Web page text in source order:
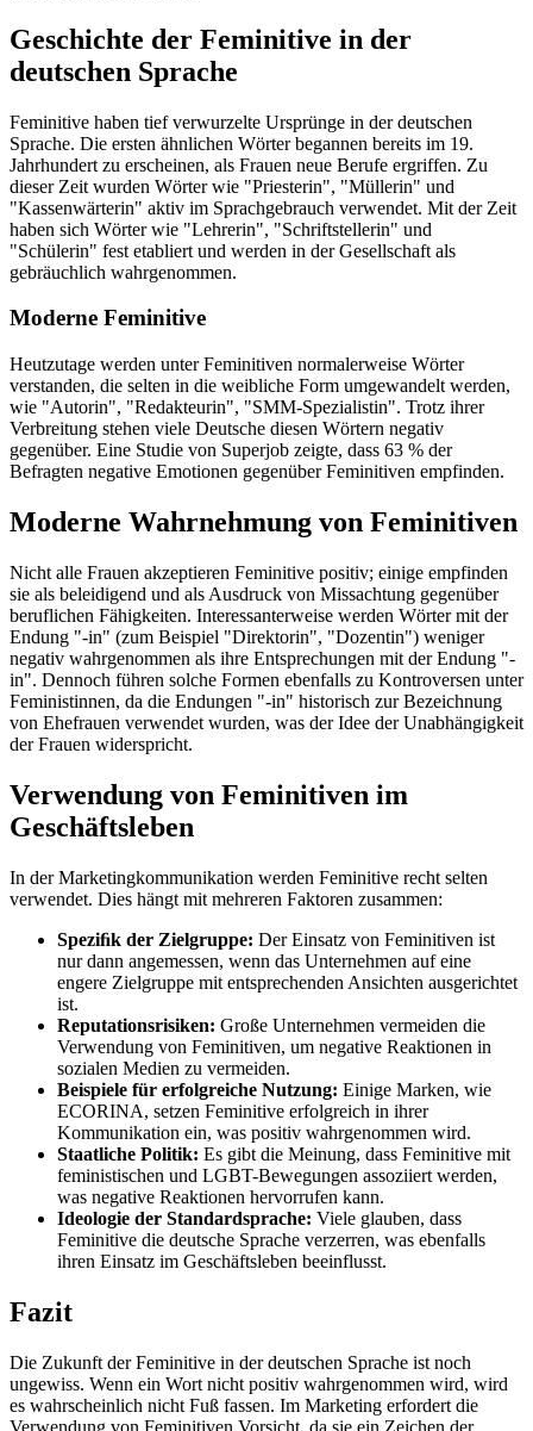
Geschichte der Feminitive in der
deutschen Sprache
Feminitive haben tief verwurzelte Ursprünge in der deutschen
Sprache. Die ersten ähnlichen Wörter begannen bereits im 19.
Jahrhundert zu erscheinen, als Frauen neue Berufe ergriffen. Zu
dieser Zeit wurden Wörter wie "Priesterin", "Müllerin" und
"Kassenwärterin" aktiv im Sprachgebrauch verwendet. Mit der Zeit
haben sich Wörter wie "Lehrerin", "Schriftstellerin" und
"Schülerin" fest etabliert und werden in der Gesellschaft als
gebräuchlich wahrgenommen.
Moderne Feminitive
Heutzutage werden unter Feminitiven normalerweise Wörter
verstanden, die selten in die weibliche Form umgewandelt werden,
wie "Autorin", "Redakteurin", "SMM-Spezialistin". Trotz ihrer
Verbreitung stehen viele Deutsche diesen Wörtern negativ
gegenüber. Eine Studie von Superjob zeigte, dass 63 % der
Befragten negative Emotionen gegenüber Feminitiven empfinden.
Moderne Wahrnehmung von Feminitiven
Nicht alle Frauen akzeptieren Feminitive positiv; einige empfinden
sie als beleidigend und als Ausdruck von Missachtung gegenüber
beruflichen Fähigkeiten. Interessanterweise werden Wörter mit der
Endung "-in" (zum Beispiel "Direktorin", "Dozentin") weniger
negativ wahrgenommen als ihre Entsprechungen mit der Endung "-
in". Dennoch führen solche Formen ebenfalls zu Kontroversen unter
Feministinnen, da die Endungen "-in" historisch zur Bezeichnung
von Ehefrauen verwendet wurden, was der Idee der Unabhängigkeit
der Frauen widerspricht.
Verwendung von Feminitiven im
Geschäftsleben
In der Marketingkommunikation werden Feminitive recht selten
verwendet. Dies hängt mit mehreren Faktoren zusammen:
Speziﬁk der Zielgruppe: Der Einsatz von Feminitiven ist
nur dann angemessen, wenn das Unternehmen auf eine
engere Zielgruppe mit entsprechenden Ansichten ausgerichtet
ist.
Reputationsrisiken: Große Unternehmen vermeiden die
Verwendung von Feminitiven, um negative Reaktionen in
sozialen Medien zu vermeiden.
Beispiele für erfolgreiche Nutzung: Einige Marken, wie
ECORINA, setzen Feminitive erfolgreich in ihrer
Kommunikation ein, was positiv wahrgenommen wird.
Staatliche Politik: Es gibt die Meinung, dass Feminitive mit
feministischen und LGBT-Bewegungen assoziiert werden,
was negative Reaktionen hervorrufen kann.
Ideologie der Standardsprache: Viele glauben, dass
Feminitive die deutsche Sprache verzerren, was ebenfalls
ihren Einsatz im Geschäftsleben beeinflusst.
Fazit
Die Zukunft der Feminitive in der deutschen Sprache ist noch
ungewiss. Wenn ein Wort nicht positiv wahrgenommen wird, wird
es wahrscheinlich nicht Fuß fassen. Im Marketing erfordert die
Verwendung von Feminitiven Vorsicht, da sie ein Zeichen der